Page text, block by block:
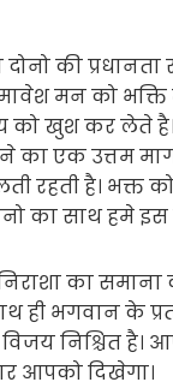
की प्रधानता
मन को
को खुश कर लेते
का एक उत्तम
रहती है। भक्त
का साथ हमे
का समाना
ही भगवान के
निश्चित
आपको दिखेगा।